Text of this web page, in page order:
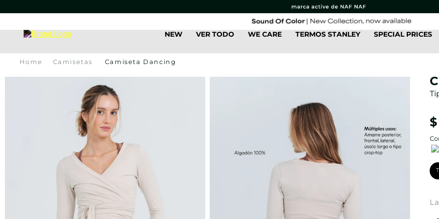
NEW VER TODO WE CARE TERMOS STANLEY SPECIAL PRICES
Camisetas Camiseta Dancing
$